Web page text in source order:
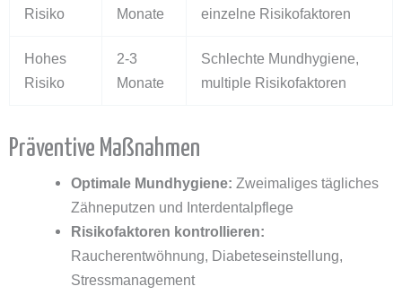
Risiko
Monate
einzelne Risikofaktoren
Hohes
Risiko
2-3
Monate
Schlechte Mundhygiene,
multiple Risikofaktoren
Präventive Maßnahmen
Optimale Mundhygiene: Zweimaliges tägliches
Zähneputzen und Interdentalpflege
Risikofaktoren kontrollieren:
Raucherentwöhnung, Diabeteseinstellung,
Stressmanagement